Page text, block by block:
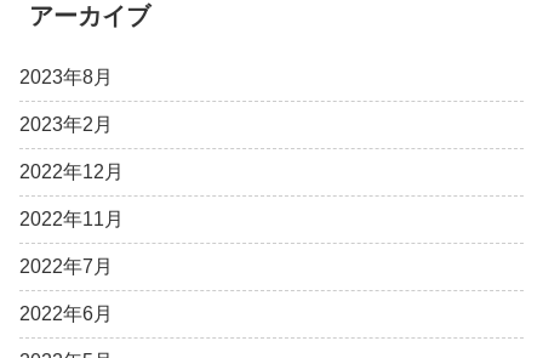
アーカイブ
2023年8月
2023年2月
2022年12月
2022年11月
2022年7月
2022年6月